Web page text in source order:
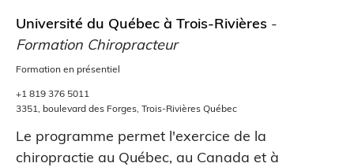
Université du Québec à Trois-Rivières -
Formation Chiropracteur
Formation en présentiel
+1 819 376 5011
3351, boulevard des Forges, Trois-Rivières Québec
Le programme permet l'exercice de la
chiropractie au Québec, au Canada et à